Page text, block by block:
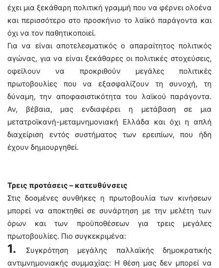
έχει μια ξεκάθαρη πολιτική γραμμή που να φέρνει ολοένα
και περισσότερο στο προσκήνιο το λαϊκό παράγοντα και
όχι να τον παθητικοποιεί.
Για να είναι αποτελεσματικός ο απαραίτητος πολιτικός
αγώνας, για να είναι ξεκάθαρες οι πολιτικές στοχεύσεις,
οφείλουν να προκριθούν μεγάλες πολιτικές
πρωτοβουλίες που να εξασφαλίζουν τη συνοχή, τη
δύναμη, την αποφασιστικότητα του λαϊκού παράγοντα.
Αν, βέβαια, μας ενδιαφέρει η μετάβαση σε μια
μετατροϊκανή-μεταμνημονιακή Ελλάδα και όχι η απλή
διαχείριση εντός συστήματος των ερειπίων, που ήδη
έχουν δημιουργηθεί.
Τρεις προτάσεις – κατευθύνσεις
Στις δοσμένες συνθήκες η πρωτοβουλία των κινήσεων
μπορεί να αποκτηθεί σε συνάρτηση με την μελέτη των
όρων και των προϋποθέσεων για τρεις μεγάλες
πρωτοβουλίες. Πιο συγκεκριμένα:
1.
Συγκρότηση μεγάλης παλλαϊκής δημοκρατικής
αντιμνημονιακής συμμαχίας: Η θέση μας δεν μπορεί να